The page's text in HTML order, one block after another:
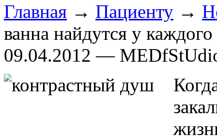
Главная → Пациенту →
ванна найдутся у каждого
09.04.2012 —